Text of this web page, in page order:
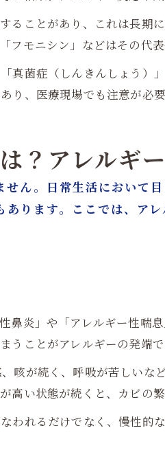
ることがあり、これは長期
モニシン」などはその代表
真菌症（しんきんしょう）
、医療現場でも注意が必要
？アレルギ
ん。日常生活において
ります。ここでは、ア
鼻炎」や「アレルギー性喘
ことがアレルギーの発端で
咳が続く、呼吸が苦しいな
い状態が続くと、カビの
れるだけでなく、慢性的